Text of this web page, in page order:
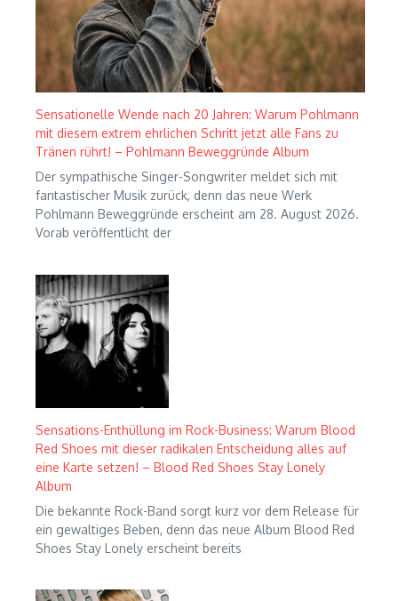
Sensationelle Wende nach 20 Jahren: Warum Pohlmann
mit diesem extrem ehrlichen Schritt jetzt alle Fans zu
Tränen rührt! – Pohlmann Beweggründe Album
Der sympathische Singer-Songwriter meldet sich mit
fantastischer Musik zurück, denn das neue Werk
Pohlmann Beweggründe erscheint am 28. August 2026.
Vorab veröffentlicht der
Sensations-Enthüllung im Rock-Business: Warum Blood
Red Shoes mit dieser radikalen Entscheidung alles auf
eine Karte setzen! – Blood Red Shoes Stay Lonely
Album
Die bekannte Rock-Band sorgt kurz vor dem Release für
ein gewaltiges Beben, denn das neue Album Blood Red
Shoes Stay Lonely erscheint bereits